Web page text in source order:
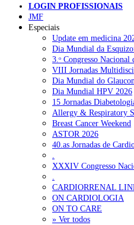
RECENTES
Quase 11.900 jovens
ULS de Coimbra estreia
Enfermeiros exigem
Ordem dos Médicos alerta para
Portugal está a formar os
MAIS LIDAS
LOGIN PROFISSIONAIS
JMF
Especiais
Update em medicina
Dia Mundial da
3.ᵒ Congresso
VIII Jornadas
Dia Mundial do
Dia Mundial HPV 2026
15 Jornadas
Allergy & Respiratory
Breast Cancer Weekend
ASTOR 2026
40.as Jornadas de
.
XXXIV Congresso
.
CARDIORRENAL
ON CARDIOLOGIA
ON TO CARE
» Ver todos